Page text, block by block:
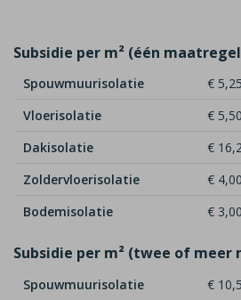
Subsidie per m² (één
Spouwmuurisolatie
€ 5,25
Vloerisolatie
€ 5,50
Dakisolatie
€
Zoldervloerisolatie
€ 4,00
Bodemisolatie
€ 3,00
Subsidie per m² (twee of
Spouwmuurisolatie
€